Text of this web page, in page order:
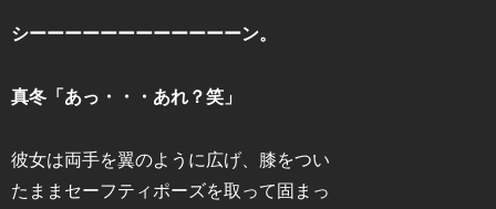
シーーーーーーーーーーーーン。
真冬「あっ・・・あれ？笑」
彼女は両手を翼のように広げ、膝をつい
たままセーフティポーズを取って固まっ